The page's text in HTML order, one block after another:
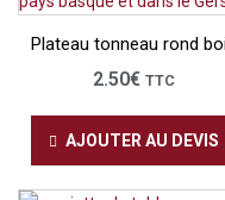
Plateau tonneau rond
2.50€ TTC
AJOUTER AU DEVIS